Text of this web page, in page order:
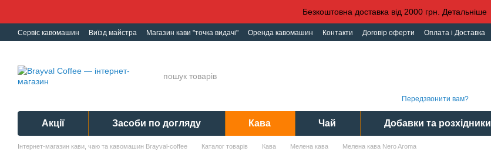
Безкоштовна доставка від 2000 грн. Детальніше
Сервіс кавомашин Виїзд майстра Магазин кави "точка видачі" Оренда кавомашин Контакти Договір оферти Оплата і Доставка
Передзвонити вам?
Акції Засоби по догляду Кава Чай Добавки та розхідники
Інтернет-магазин кави, чаю та кавомашин Brayval-coffee Каталог товарів Кава Мелена кава Мелена кава Nero Aroma